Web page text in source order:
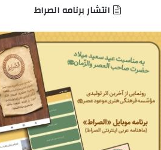
انتشار برنامه الصراط